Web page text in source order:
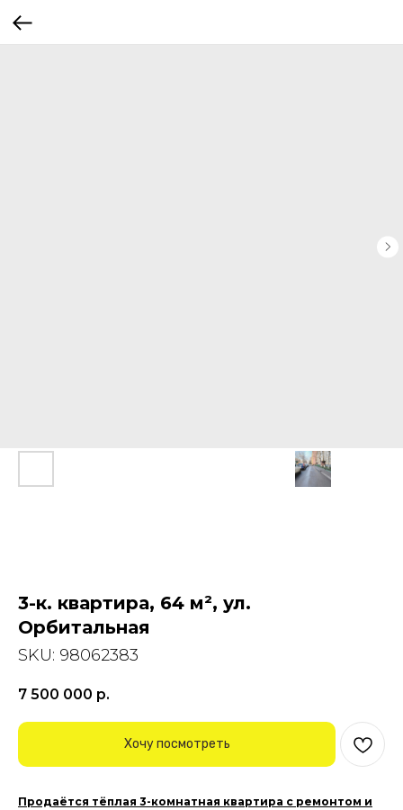
3-к. квартира, 64 м², ул.
Орбитальная
SKU: 98062383
7 500 000 р.
Хочу посмотреть
Продаётся тёплая 3-комнатная квартира с ремонтом и